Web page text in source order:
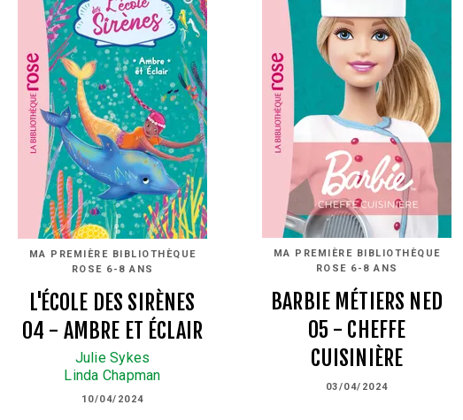
MA PREMIÈRE BIBLIOTHÈQUE
ROSE 6-8 ANS
L'ÉCOLE DES SIRÈNES
04 - AMBRE ET ÉCLAIR
Julie Sykes
Linda Chapman
10/04/2024
MA PREMIÈRE BIBLIOTHÈQUE
ROSE 6-8 ANS
BARBIE MÉTIERS NED
05 - CHEFFE
CUISINIÈRE
03/04/2024